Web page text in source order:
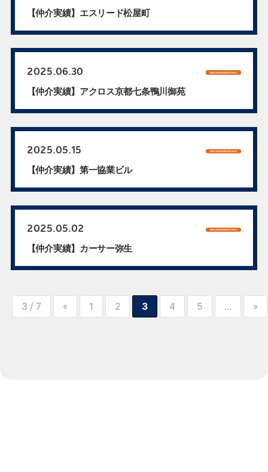
【仲介実績】エスリード松屋町
2025.06.30 BROKERAGEWORKS
【仲介実績】アクロス京都七条鴨川御苑
2025.05.15 BROKERAGEWORKS
【仲介実績】第一協業ビル
2025.05.02 BROKERAGEWORKS
【仲介実績】カーサー弥生
3 / 7 « 1 2 3 4 5 ... »